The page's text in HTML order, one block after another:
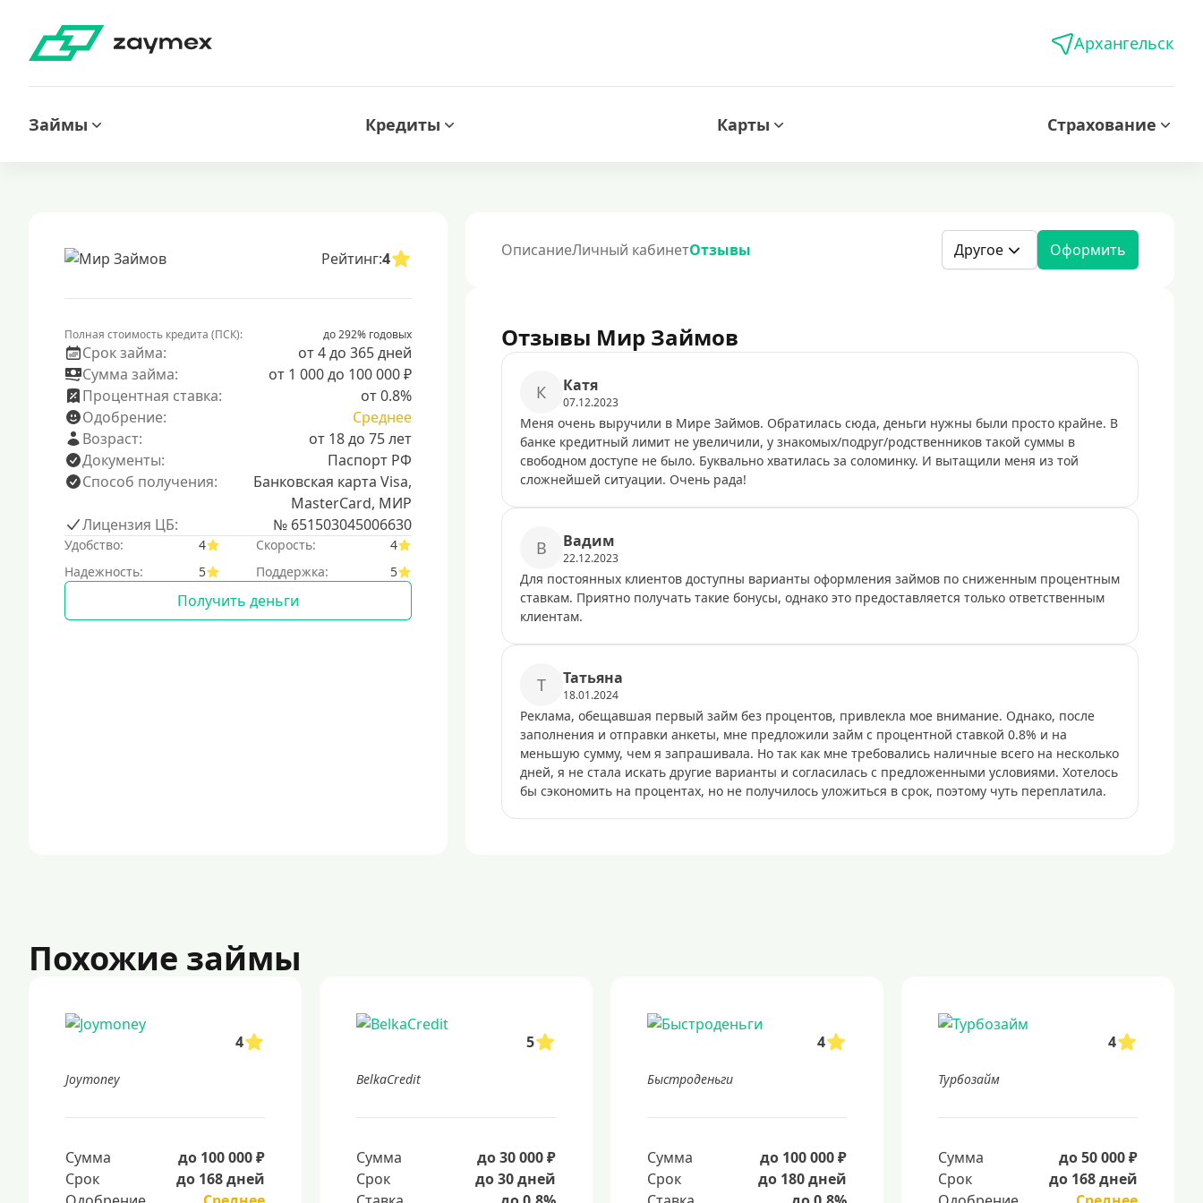
Архангельск
Займы Кредиты Карты Страхование
Рейтинг:4
Полная стоимость кредита (ПСК): до 292% годовых
Срок займа:
от 4 до 365 дней
Сумма займа:
от 1 000 до 100 000 ₽
Процентная ставка:
от 0.8%
Одобрение:
Среднее
Возраст:
от 18 до 75 лет
Документы:
Паспорт РФ
Способ получения:
Банковская карта Visa,
MasterCard, МИР
Лицензия ЦБ:
№ 651503045006630
Удобство: 4 Скорость:
4
Надежность:
5 Поддержка: 5
Получить деньги
ОписаниеЛичный кабинетОтзывы Другое Оформить
Отзывы Мир Займов
К Кaтя
07.12.2023
Меня очень выручили в Мире Займов. Обратилась сюда, деньги нужны были просто крайне. В
банке кредитный лимит не увеличили, у знакомых/подруг/родственников такой суммы в
свободном доступе не было. Буквально хватилась за соломинку. И вытащили меня из той
сложнейшей ситуации. Очень рада!
B Baдим
22.12.2023
Для постоянных клиентов доступны варианты оформления займов по сниженным процентным
ставкам. Приятно получать такие бонусы, однако это предоставляется только ответственным
клиентам.
T Taтьянa
18.01.2024
Реклама, обещавшая первый займ без процентов, привлекла мое внимание. Однако, после
заполнения и отправки анкеты, мне предложили займ с процентной ставкой 0.8% и на
меньшую сумму, чем я запрашивала. Но так как мне требовались наличные всего на несколько
дней, я не стала искать другие варианты и согласилась с предложенными условиями. Хотелось
бы сэкономить на процентах, но не получилось уложиться в срок, поэтому чуть переплатила.
Похожие займы
4
Joymoney
Сумма
до 100 000 ₽
Срок
до 168 дней
5
BelkaCredit
Сумма
до 30 000 ₽
Срок
до 30 дней
4
Быстроденьги
Сумма
до 100 000 ₽
Срок
до 180 дней
4
Турбозайм
Сумма
до 50 000 ₽
Срок
до 168 дней